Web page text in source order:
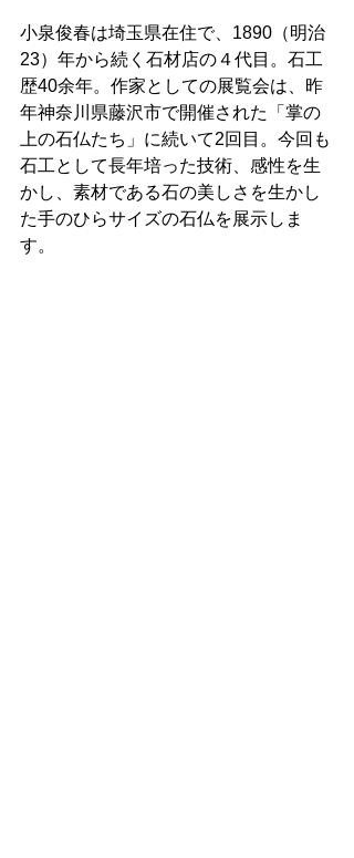
小泉俊春は埼玉県在住で、1890（明治
23）年から続く石材店の４代目。石工
歴40余年。作家としての展覧会は、昨
年神奈川県藤沢市で開催された「掌の
上の石仏たち」に続いて2回目。今回も
石工として長年培った技術、感性を生
かし、素材である石の美しさを生かし
た手のひらサイズの石仏を展示しま
す。